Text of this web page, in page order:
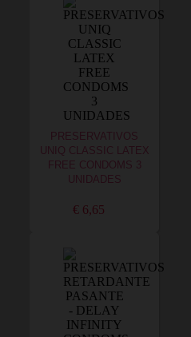
PRESERVATIVOS
UNIQ CLASSIC LATEX
FREE CONDOMS 3
UNIDADES
€ 6,65